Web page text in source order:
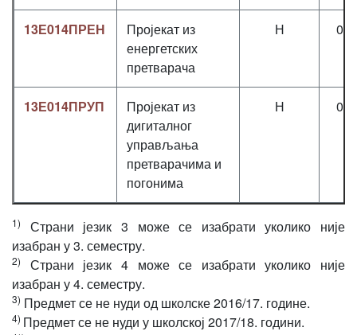
13Е014ПРЕН
Пројекат из
енергетских
претварача
Н
13Е014ПРУП
Пројекат из
дигиталног
управљања
претварачима и
погонима
Н
1)
Страни језик 3 може се изабрати уколико није
изабран у 3. семестру.
2)
Страни језик 4 може се изабрати уколико није
изабран у 4. семестру.
3) Предмет се не нуди од школске 2016/17. године.
4) Предмет се не нуди у школској 2017/18. години.